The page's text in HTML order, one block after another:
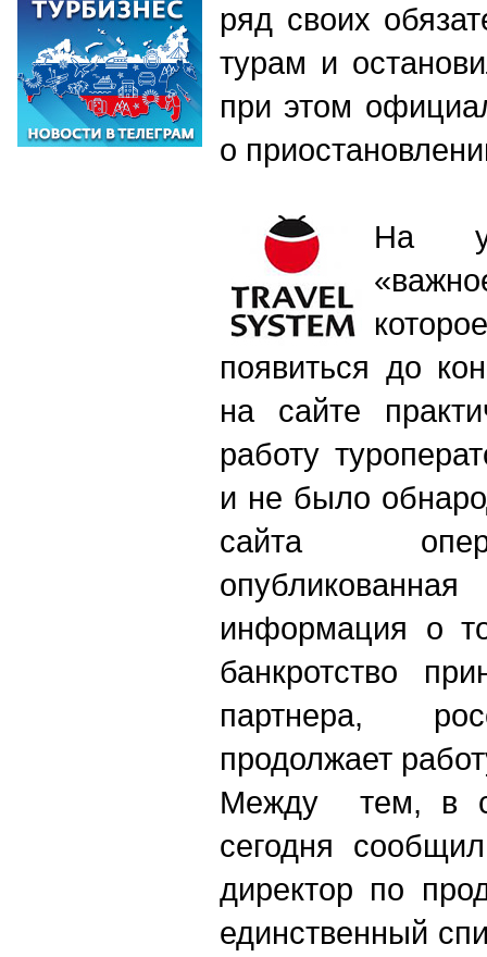
ряд своих
турам и
при этом
о
На
появиться до
на сайте
работу
и не было
сайта
информация о
банкротство
партнера,
продолжает
Между тем, в
сегодня
директор по
единственный